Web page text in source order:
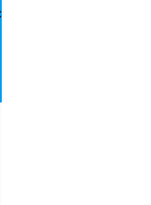
изделия
нерж СМО (INOX)